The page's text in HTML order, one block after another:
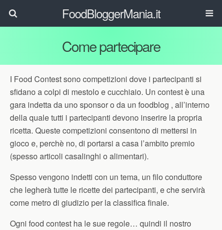
FoodBloggerMania.it
Come partecipare
I Food Contest sono competizioni dove i partecipanti si
sfidano a colpi di mestolo e cucchiaio. Un contest è una
gara indetta da uno sponsor o da un foodblog , all’interno
della quale tutti i partecipanti devono inserire la propria
ricetta. Queste competizioni consentono di mettersi in
gioco e, perchè no, di portarsi a casa l’ambito premio
(spesso articoli casalinghi o alimentari).
Spesso vengono indetti con un tema, un filo conduttore
che legherà tutte le ricette dei partecipanti, e che servirà
come metro di giudizio per la classifica finale.
Ogni food contest ha le sue regole… quindi il nostro